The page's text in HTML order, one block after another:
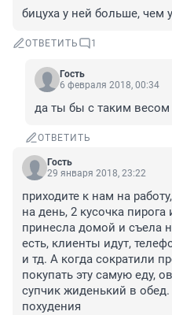
бицуха у ней больше, чем
ОТВЕТИТЬ 1
Гость
6 февраля 2018, 00:34
да ты бы с таким
ОТВЕТИТЬ
Гость
29 января 2018, 23:22
приходите к нам на
на день, 2 кусочка
принесла домой и съела
есть, клиенты идут,
и тд. А когда сократили
покупать эту самую еду,
супчик жиденький в
похудения